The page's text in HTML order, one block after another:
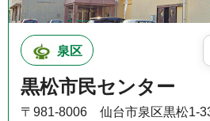
泉区
黒松市民センター
〒981-8006 仙台市泉区黒松1-